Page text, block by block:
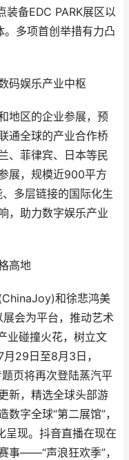
装备EDC PARK展区以
多项首创举措有力凸
娱乐产业中枢
区的企业参展，预
通全球的产业合作桥
、菲律宾、日本等民
展，规模近900平方
多层链接的国际化生
，助力数字娱乐产业
高地
和徐悲鸿美
会为平台，推动艺术
业碰撞火花，树立文
29日至8月3日，
页将再次登陆蒸汽平
新，精选全球头部游
字全球“第二展馆”，
呈现。抖音直播在现在
事——“声浪狂欢季”，